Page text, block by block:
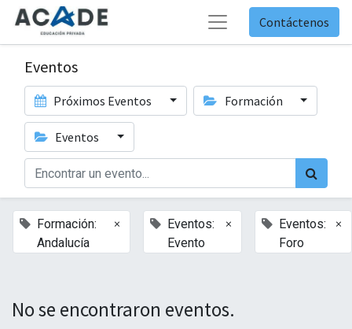
Contáctenos
Eventos
Próximos Eventos Formación
Eventos
Formación:
Andalucía
×
Eventos:
Evento
×
Eventos:
Foro
×
No se encontraron eventos.